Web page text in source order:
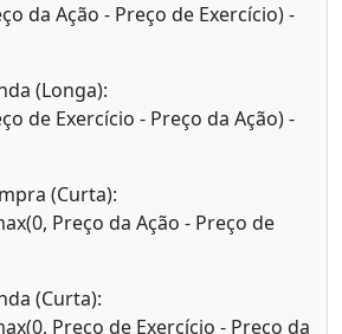
da Ação - Preço de Exercício) -
(Longa):
de Exercício - Preço da Ação) -
(Curta):
Preço da Ação - Preço de
(Curta):
Preço de Exercício - Preço da